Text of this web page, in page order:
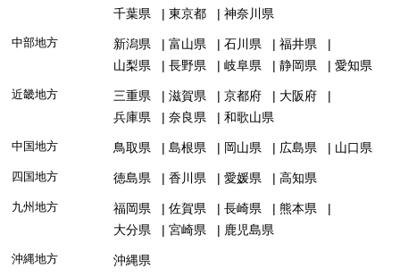
千葉県
東京都 神奈川県
中部地方 新潟県 富山県 石川県
福井県
山梨県
長野県 岐阜県 静岡県 愛知県
近畿地方 三重県 滋賀県 京都府
大阪府
兵庫県
奈良県 和歌山県
中国地方 鳥取県 島根県 岡山県 広島県 山口県
四国地方 徳島県 香川県 愛媛県 高知県
九州地方 福岡県 佐賀県 長崎県
熊本県
大分県
宮崎県 鹿児島県
沖縄地方 沖縄県